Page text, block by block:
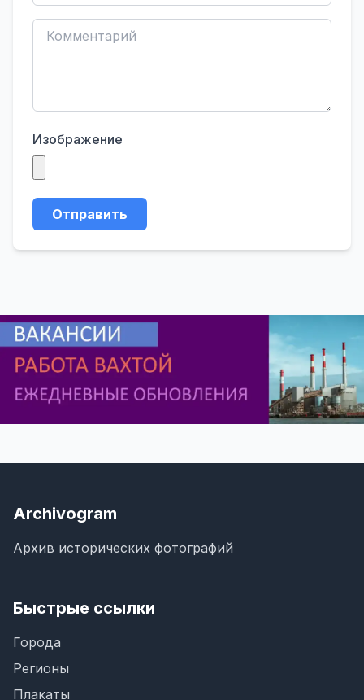
Изображение
Отправить
Archivogram
Архив исторических фотографий
Быстрые ссылки
Города
Регионы
Плакаты